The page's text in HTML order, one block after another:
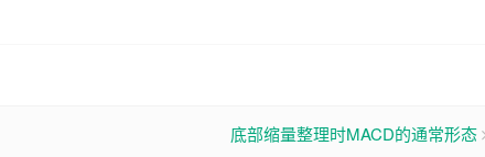
底部缩量整理时MACD的通常形态